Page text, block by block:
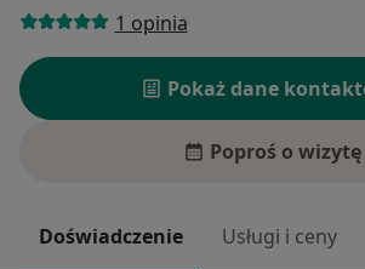
1 opinia
Pokaż dane
Poproś o wizytę
Doświadczenie Usługi i ceny